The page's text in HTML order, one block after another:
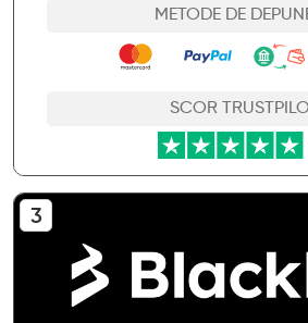
METODE DE
SCOR